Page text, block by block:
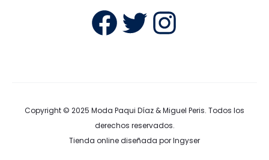
Facebook
Twitter
Copyright © 2025 Moda Paqui Díaz & Miguel Peris. Todos los
derechos reservados.
Tienda online diseñada por Ingyser